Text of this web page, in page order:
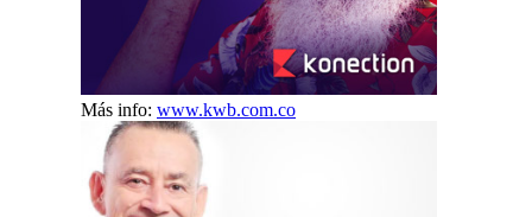
Más info: www.kwb.com.co